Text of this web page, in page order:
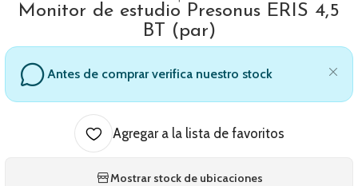
Monitor de estudio Presonus ERIS 4,5
BT (par)
Antes de comprar verifica nuestro stock
Agregar a la lista de favoritos
Mostrar stock de ubicaciones